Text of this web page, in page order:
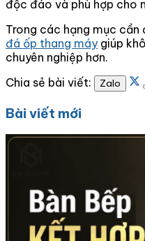
độc đáo và phù hợp cho
Trong các hạng mục
đá ốp thang máy giúp
chuyên nghiệp hơn.
Chia sẻ bài viết:
Zalo
Bài viết mới